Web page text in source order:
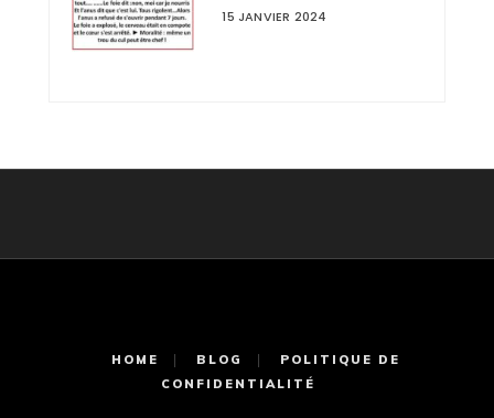
15 JANVIER 2024
HOME BLOG
POLITIQUE DE
CONFIDENTIALITÉ